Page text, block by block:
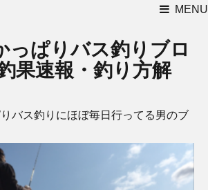
MENU
っぱりバス釣りブロ
果速報・釣り方解
バス釣りにほぼ毎日行ってる男のブ